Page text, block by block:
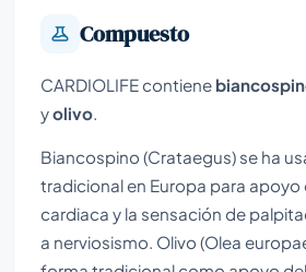
Compuesto
CARDIOLIFE contiene
yolivo
Biancospino (Crataegus) se ha
tradicional en Europa para apoyo
cardiaca y la sensación de
a nerviosismo. Olivo (Olea